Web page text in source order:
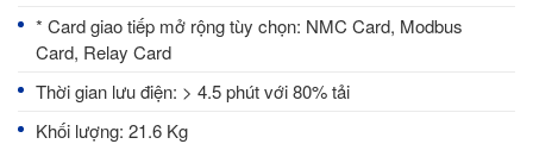
* Card giao tiếp mở rộng tùy chọn: NMC Card, Modbus
Card, Relay Card
Thời gian lưu điện: > 4.5 phút với 80% tải
Khối lượng: 21.6 Kg